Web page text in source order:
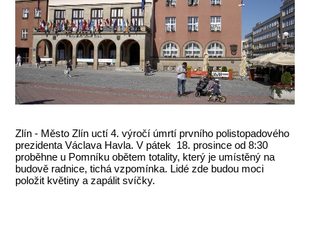
Zlín - Město Zlín uctí 4. výročí úmrtí prvního polistopadového
prezidenta Václava Havla. V pátek 18. prosince od 8:30
proběhne u Pomníku obětem totality, který je umístěný na
budově radnice, tichá vzpomínka. Lidé zde budou moci
položit květiny a zapálit svíčky.